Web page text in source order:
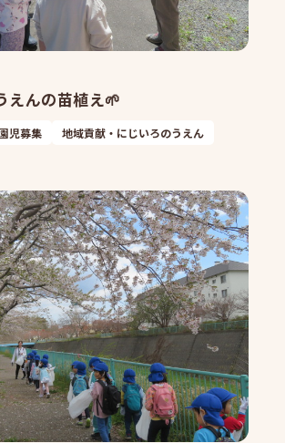
えんの苗植え🌱
児募集 地域貢献・にじいろのうえん